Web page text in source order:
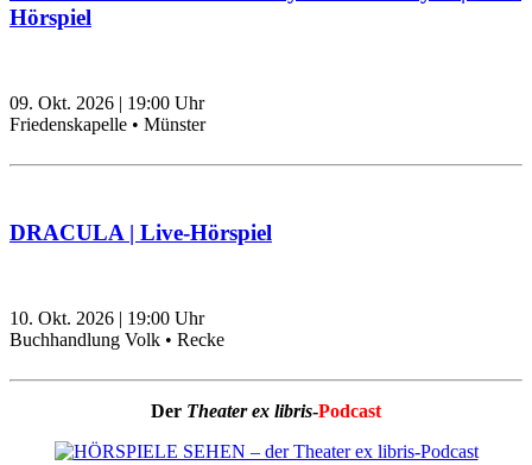
Hörspiel
09. Okt. 2026 | 19:00 Uhr
Friedenskapelle • Münster
DRACULA | Live-Hörspiel
10. Okt. 2026 | 19:00 Uhr
Buchhandlung Volk • Recke
Der Theater ex libris-Podcast